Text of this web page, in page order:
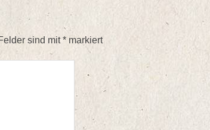
sind mit* markiert